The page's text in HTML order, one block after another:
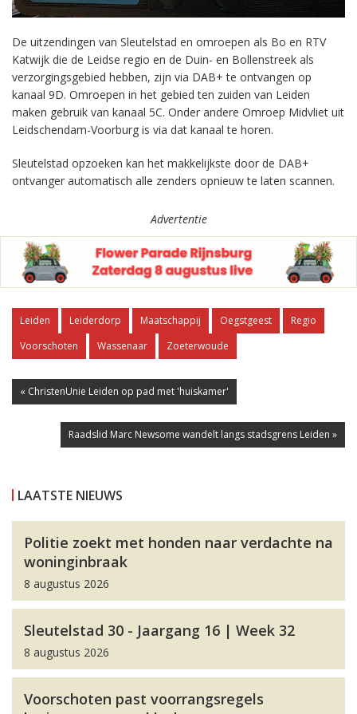
De uitzendingen van Sleutelstad en omroepen als Bo en RTV
Katwijk die de Leidse regio en de Duin- en Bollenstreek als
verzorgingsgebied hebben, zijn via DAB+ te ontvangen op
kanaal 9D. Omroepen in het gebied ten zuiden van Leiden
maken gebruik van kanaal 5C. Onder andere Omroep Midvliet uit
Leidschendam-Voorburg is via dat kanaal te horen.
Sleutelstad opzoeken kan het makkelijkste door de DAB+
ontvanger automatisch alle zenders opnieuw te laten scannen.
Advertentie
Leiden Leiderdorp Maatschappij Oegstgeest
Regio
Voorschoten
Wassenaar Zoeterwoude
« ChristenUnie Leiden op pad met 'huiskamer'
Raadslid Marc Newsome wandelt langs stadsgrens Leiden »
LAATSTE NIEUWS
Politie zoekt met honden naar verdachte na
woninginbraak
8 augustus 2026
Sleutelstad 30 - Jaargang 16 | Week 32
8 augustus 2026
Voorschoten past voorrangsregels